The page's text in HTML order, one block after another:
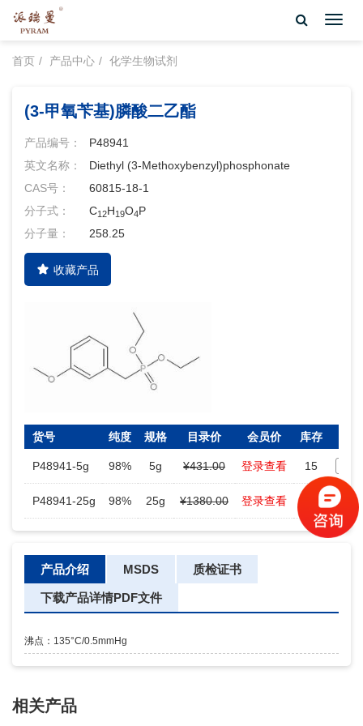
首页
产品中心 化学生物试剂
(3-甲氧苄基)膦酸二乙酯
产品编号：
P48941
英文名称：
Diethyl (3-Methoxybenzyl)phosphonate
CAS号：
60815-18-1
分子式：
C12H19O4P
分子量：
258.25
收藏产品
货号 纯度 规格 目录价 会员价 库存
P48941-5g 98% 5g ¥431.00 登录查看 15
P48941-25g 98% 25g ¥1380.00 登录查看
产品介绍 MSDS 质检证书
下载产品详情PDF文件
沸点：135°C/0.5mmHg
相关产品